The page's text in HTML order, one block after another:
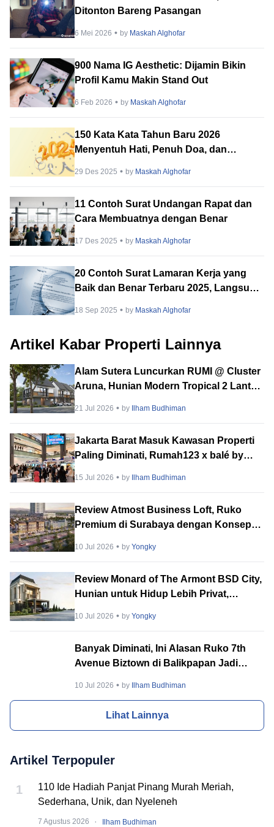
Ditonton Bareng Pasangan
6 Mei 2026 by Maskah Alghofar
900 Nama IG Aesthetic: Dijamin Bikin
Profil Kamu Makin Stand Out
6 Feb 2026 by Maskah Alghofar
150 Kata Kata Tahun Baru 2026
Menyentuh Hati, Penuh Doa, dan
29 Des 2025 by Maskah Alghofar
11 Contoh Surat Undangan Rapat dan
Cara Membuatnya dengan Benar
17 Des 2025 by Maskah Alghofar
20 Contoh Surat Lamaran Kerja yang
Baik dan Benar Terbaru 2025, Langsung
18 Sep 2025 by Maskah Alghofar
Artikel Kabar Properti Lainnya
Alam Sutera Luncurkan RUMI @ Cluster
Aruna, Hunian Modern Tropical 2 Lantai
21 Jul 2026 by Ilham Budhiman
Jakarta Barat Masuk Kawasan Properti
Paling Diminati, Rumah123 x balé by
Puluhan Developer
15 Jul 2026 by Ilham Budhiman
Review Atmost Business Loft, Ruko
Premium di Surabaya dengan Konsep
10 Jul 2026 byYongky
Review Monard of The Armont BSD City,
Hunian untuk Hidup Lebih Privat,
10 Jul 2026 byYongky
Banyak Diminati, Ini Alasan Ruko 7th
Avenue Biztown di Balikpapan Jadi
10 Jul 2026 by Ilham Budhiman
Lihat Lainnya
Artikel Terpopuler
1
110 Ide Hadiah Panjat Pinang Murah Meriah,
Sederhana, Unik, dan Nyeleneh
7 Agustus 2026 · Ilham Budhiman